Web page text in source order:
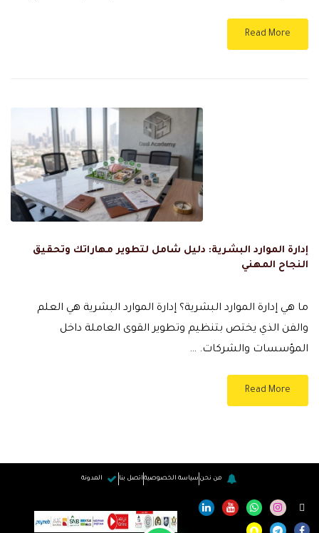
Read More
إدارة الموارد البشرية: دليل شامل لتطوير مهاراتك وتحقيق
النجاح المهني
ما هي إدارة الموارد البشرية؟ إدارة الموارد البشرية هي العلم
والفن الذي يختص بتنظيم وتطوير القوى العاملة داخل
المؤسسات والشركات. …
Read More
من نحن سياسة الخصوصية اتصل بنا المدونة